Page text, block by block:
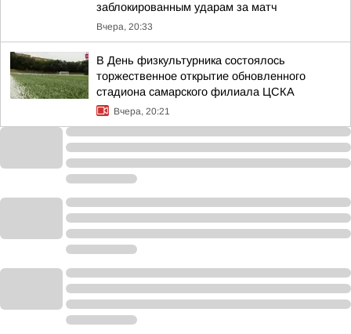
заблокированным ударам за матч
Вчера, 20:33
В День физкультурника состоялось
торжественное открытие обновленного
стадиона самарского филиала ЦСКА
Вчера, 20:21